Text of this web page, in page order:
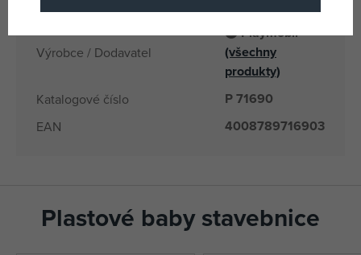
Výrobce / Dodavatel
Playmobil
(všechny
produkty)
Katalogové číslo P 71690
EAN 4008789716903
Plastové baby stavebnice